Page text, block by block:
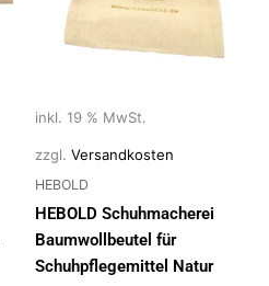
inkl. 19 % MwSt.
zzgl. Versandkosten
HEBOLD
HEBOLD Schuhmacherei
Baumwollbeutel für
Schuhpflegemittel Natur